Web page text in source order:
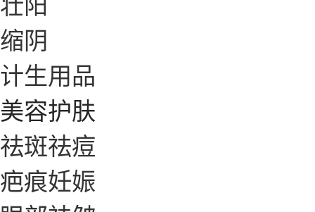
缩阴
计生用品
美容护肤
祛斑祛痘
疤痕妊娠